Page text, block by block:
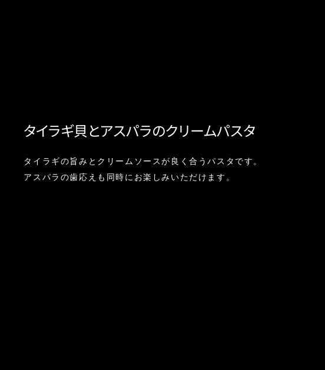
タイラギ貝とアスパラのクリームパスタ
タイラギの旨みとクリームソースが良く合うパスタです。
アスパラの歯応えも同時にお楽しみいただけます。